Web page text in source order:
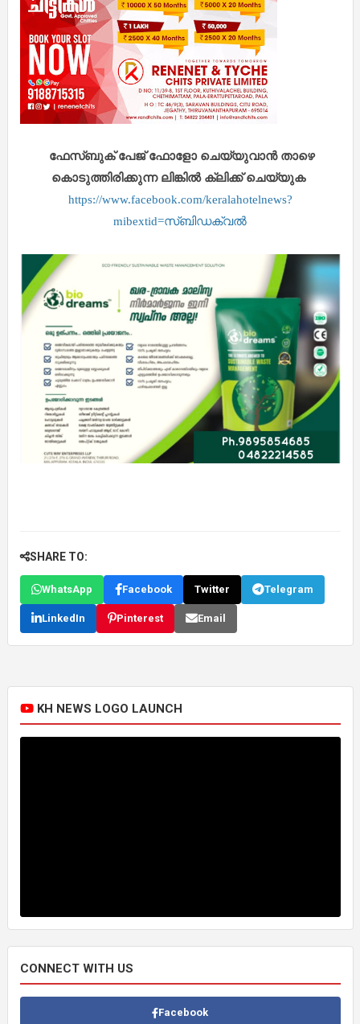
ഫേസ്ബുക് പേജ് ഫോളോ ചെയ്യുവാൻ താഴെ
കൊടുത്തിരിക്കുന്ന ലിങ്കിൽ ക്ലിക്ക് ചെയ്യുക
https://www.facebook.com/keralahotelnews?
mibextid=സ്‌ബിഡക്വൽ
SHARE TO:
WhatsApp Facebook Twitter Telegram
LinkedIn Pinterest Email
KH NEWS LOGO LAUNCH
CONNECT WITH US
Facebook